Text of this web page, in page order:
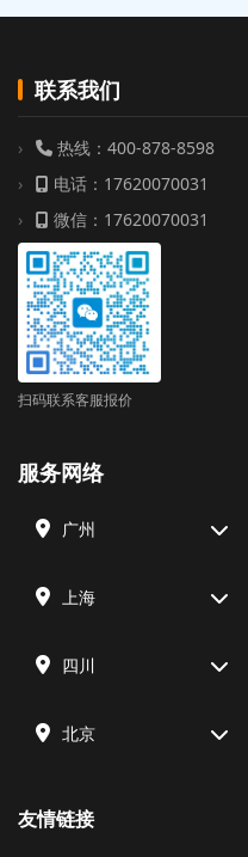
联系我们
热线：400-878-8598
电话：17620070031
微信：17620070031
扫码联系客服报价
服务网络
广州
上海
四川
北京
友情链接